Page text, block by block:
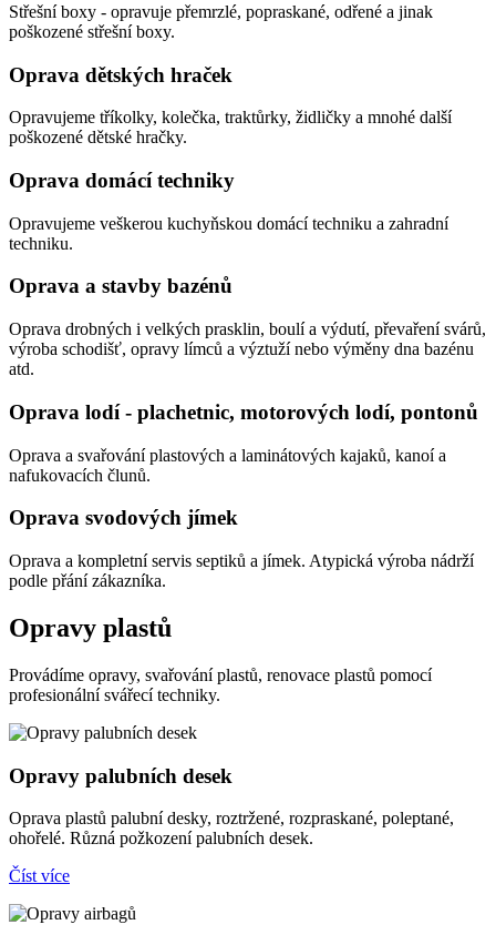
Střešní boxy - opravuje přemrzlé, popraskané, odřené a jinak
poškozené střešní boxy.
Oprava dětských hraček
Opravujeme tříkolky, kolečka, traktůrky, židličky a mnohé další
poškozené dětské hračky.
Oprava domácí techniky
Opravujeme veškerou kuchyňskou domácí techniku a zahradní
techniku.
Oprava a stavby bazénů
Oprava drobných i velkých prasklin, boulí a výdutí, převaření svárů,
výroba schodišť, opravy límců a výztuží nebo výměny dna bazénu
atd.
Oprava lodí - plachetnic, motorových lodí, pontonů
Oprava a svařování plastových a laminátových kajaků, kanoí a
nafukovacích člunů.
Oprava svodových jímek
Oprava a kompletní servis septiků a jímek. Atypická výroba nádrží
podle přání zákazníka.
Opravy plastů
Provádíme opravy, svařování plastů, renovace plastů pomocí
profesionální svářecí techniky.
Opravy palubních desek
Oprava plastů palubní desky, roztržené, rozpraskané, poleptané,
ohořelé. Různá požkození palubních desek.
Číst více